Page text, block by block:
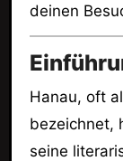
deinen
Hanau, oft
bezeichnet,
seine